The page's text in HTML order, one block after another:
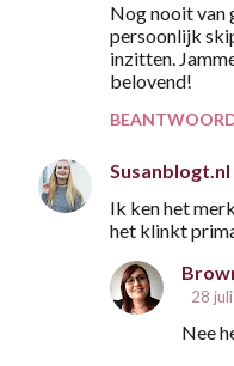
Nog nooit van
persoonlijk
inzitten.
belovend!
Susanblogt.nl
Ik ken het
het klinkt
28
Nee